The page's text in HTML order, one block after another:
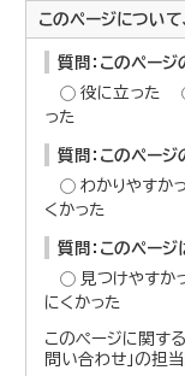
このページについ
質問：このペー
役に立った
った
質問：このペー
わかりやすか
くかった
質問：このペー
見つけやすか
にくかった
このページに関す
問い合わせ」の担